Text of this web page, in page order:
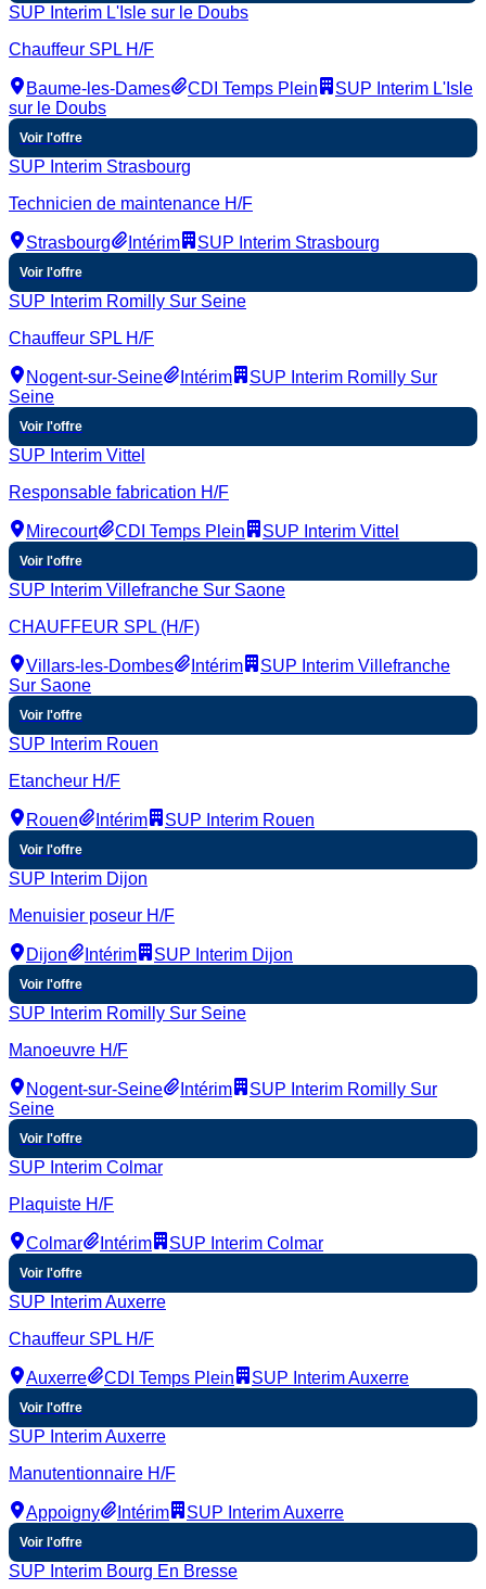
SUP Interim L'Isle sur le Doubs
Chauffeur SPL H/F
Baume-les-Dames CDI Temps Plein
SUP Interim L'Isle
sur le Doubs
Voir l'offre
SUP Interim Strasbourg
Technicien de maintenance H/F
Strasbourg Intérim SUP Interim Strasbourg
Voir l'offre
SUP Interim Romilly Sur Seine
Chauffeur SPL H/F
Nogent-sur-Seine Intérim
SUP Interim Romilly Sur
Seine
Voir l'offre
SUP Interim Vittel
Responsable fabrication H/F
Mirecourt CDI Temps Plein SUP Interim Vittel
Voir l'offre
SUP Interim Villefranche Sur Saone
CHAUFFEUR SPL (H/F)
Villars-les-Dombes Intérim
SUP Interim Villefranche
Sur Saone
Voir l'offre
SUP Interim Rouen
Etancheur H/F
Rouen Intérim SUP Interim Rouen
Voir l'offre
SUP Interim Dijon
Menuisier poseur H/F
Dijon Intérim SUP Interim Dijon
Voir l'offre
SUP Interim Romilly Sur Seine
Manoeuvre H/F
Nogent-sur-Seine Intérim
SUP Interim Romilly Sur
Seine
Voir l'offre
SUP Interim Colmar
Plaquiste H/F
Colmar Intérim SUP Interim Colmar
Voir l'offre
SUP Interim Auxerre
Chauffeur SPL H/F
Auxerre CDI Temps Plein SUP Interim Auxerre
Voir l'offre
SUP Interim Auxerre
Manutentionnaire H/F
Appoigny Intérim SUP Interim Auxerre
Voir l'offre
SUP Interim Bourg En Bresse